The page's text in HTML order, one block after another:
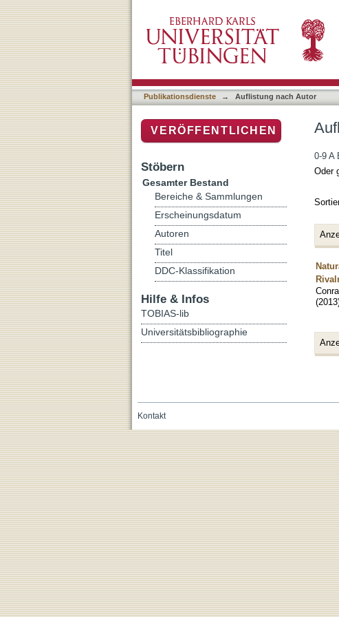
Publikationsdienste → Auflistung nach Autor
0-9 A
Oder
(2013
VERÖFFENTLICHEN
Stöbern
Gesamter Bestand
Bereiche & Sammlungen
Erscheinungsdatum
Autoren
Titel
DDC-Klassifikation
Hilfe & Infos
TOBIAS-lib
Universitätsbibliographie
Kontakt